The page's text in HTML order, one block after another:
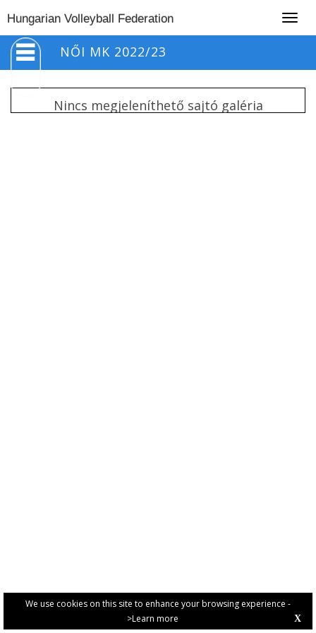
We use cookies on this site to enhance your browsing experience -
>Learn more
X
Hungarian Volleyball Federation
NŐI MK 2022/23
Nincs megjeleníthető sajtó galéria